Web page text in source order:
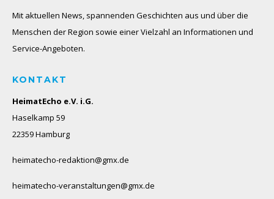
Mit aktuellen News, spannenden Geschichten aus und über die
Menschen der Region sowie einer Vielzahl an Informationen und
Service-Angeboten.
KONTAKT
HeimatEcho e.V. i.G.
Haselkamp 59
22359 Hamburg
heimatecho-redaktion@gmx.de
heimatecho-veranstaltungen@gmx.de